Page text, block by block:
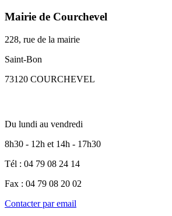
Mairie de Courchevel
228, rue de la mairie
Saint-Bon
73120 COURCHEVEL
Du lundi au vendredi
8h30 - 12h et 14h - 17h30
Tél : 04 79 08 24 14
Fax : 04 79 08 20 02
Contacter par email